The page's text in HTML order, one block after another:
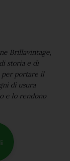
Brillavintage,
storia e di
per portare il
di usura
e lo rendono